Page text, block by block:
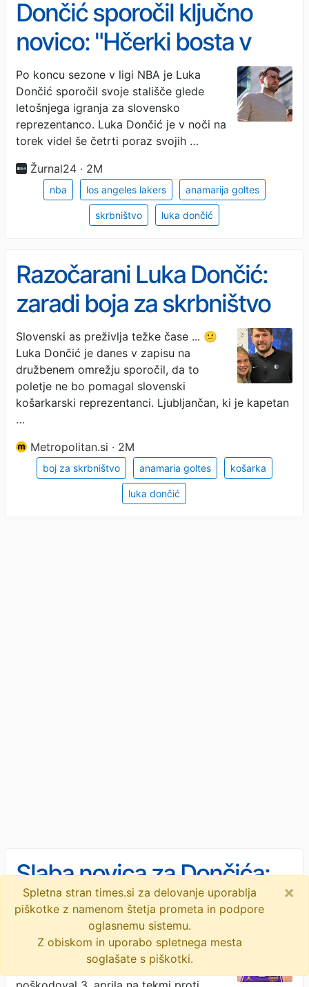
Dončić sporočil ključno
novico: "Hčerki bosta v
mojem življenju vedno na
prvem mestu"
Po koncu sezone v ligi NBA je Luka
Dončić sporočil svoje stališče glede
letošnjega igranja za slovensko
reprezentanco. Luka Dončić je v noči na
torek videl še četrti poraz svojih …
Žurnal24 · 2M
nba los angeles lakers anamarija goltes
skrbništvo luka dončić
Razočarani Luka Dončić:
zaradi boja za skrbništvo
hčerk sprejel težko
odločitev
Slovenski as preživlja težke čase ... 😕
Luka Dončić je danes v zapisu na
družbenem omrežju sporočil, da to
poletje ne bo pomagal slovenski
košarkarski reprezentanci. Ljubljančan, ki je kapetan
…
Metropolitan.si · 2M
boj za skrbništvo anamaria goltes košarka
luka dončić
Slaba novica za Dončića:
Jezerniki gladko izpadli iz
boja za naslov prvaka
Konec sezone za slovenskega
zvezdnika. 😕 Slovenski košarkarski
zvezdnik Luka Dončić , ki se je
Spletna stran times.si za delovanje uporablja
piškotke z namenom štetja prometa in podpore
oglasnemu sistemu.
Z obiskom in uporabo spletnega mesta
soglašate s piškotki.
×